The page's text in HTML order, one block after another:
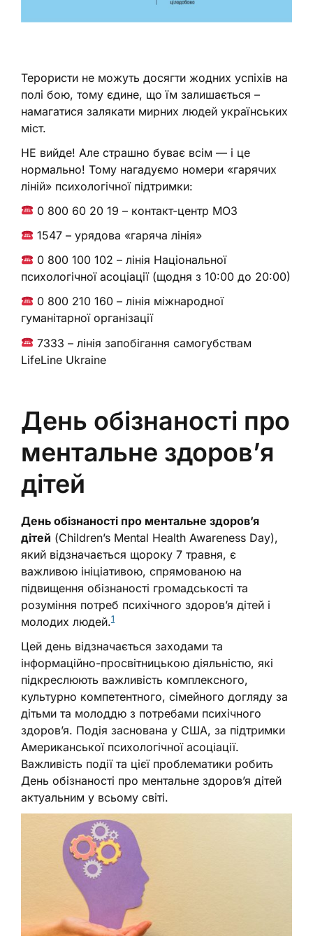
Терористи не можуть досягти жодних успіхів на
полі бою, тому єдине, що їм залишається –
намагатися залякати мирних людей українських
міст.
НЕ вийде! Але страшно буває всім — і це
нормально! Тому нагадуємо номери «гарячих
ліній» психологічної підтримки:
0 800 60 20 19 – контакт-центр МОЗ
1547 – урядова «гаряча лінія»
0 800 100 102 – лінія Національної
психологічної асоціації (щодня з 10:00 до 20:00)
0 800 210 160 – лінія міжнародної
гуманітарної організації
7333 – лінія запобігання самогубствам
LifeLine Ukraine
День обізнаності про
ментальне здоров’я
дітей
День обізнаності про ментальне здоров’я
дітей (Children’s Mental Health Awareness Day),
який відзначається щороку 7 травня, є
важливою ініціативою, спрямованою на
підвищення обізнаності громадськості та
розуміння потреб психічного здоров’я дітей і
молодих людей.1
Цей день відзначається заходами та
інформаційно-просвітницькою діяльністю, які
підкреслюють важливість комплексного,
культурно компетентного, сімейного догляду за
дітьми та молоддю з потребами психічного
здоров’я. Подія заснована у США, за підтримки
Американської психологічної асоціації.
Важливість події та цієї проблематики робить
День обізнаності про ментальне здоров’я дітей
актуальним у всьому світі.